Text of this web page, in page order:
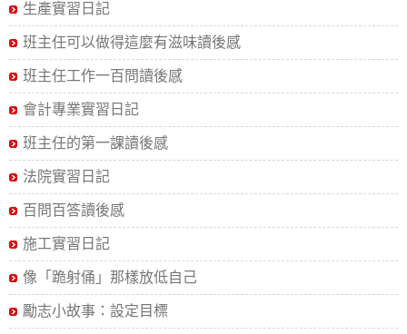
生產實習日記
班主任可以做得這麼有滋味讀後感
班主任工作一百問讀後感
會計專業實習日記
班主任的第一課讀後感
法院實習日記
百問百答讀後感
施工實習日記
像「跪射俑」那樣放低自己
勵志小故事：設定目標